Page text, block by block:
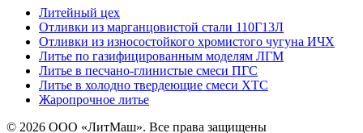
Литейный цех
Отливки из марганцовистой стали 110Г13Л
Отливки из износостойкого хромистого чугуна ИЧХ
Литье по газифицированным моделям ЛГМ
Литье в песчано-глинистые смеси ПГС
Литье в холодно твердеющие смеси ХТС
Жаропрочное литье
© 2026 ООО «ЛитМаш». Все права защищены